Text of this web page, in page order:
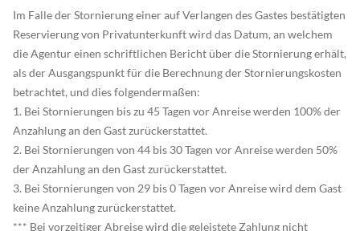
Im Falle der Stornierung einer auf Verlangen des Gastes bestätigten
Reservierung von Privatunterkunft wird das Datum, an welchem
die Agentur einen schriftlichen Bericht über die Stornierung erhält,
als der Ausgangspunkt für die Berechnung der Stornierungskosten
betrachtet, und dies folgendermaßen:
1. Bei Stornierungen bis zu 45 Tagen vor Anreise werden 100% der
Anzahlung an den Gast zurückerstattet.
2. Bei Stornierungen von 44 bis 30 Tagen vor Anreise werden 50%
der Anzahlung an den Gast zurückerstattet.
3. Bei Stornierungen von 29 bis 0 Tagen vor Anreise wird dem Gast
keine Anzahlung zurückerstattet.
*** Bei vorzeitiger Abreise wird die geleistete Zahlung nicht